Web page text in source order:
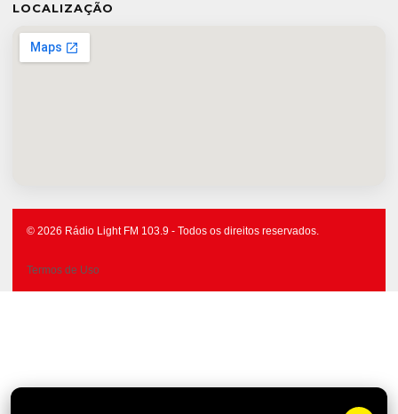
LOCALIZAÇÃO
© 2026 Rádio Light FM 103.9 - Todos os direitos reservados.
Termos de Uso